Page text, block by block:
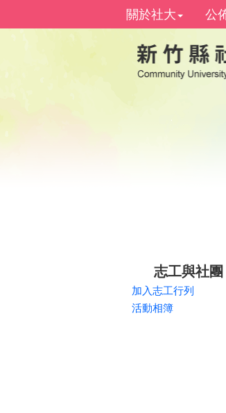
關於社大 公
志工與社團
加入志工行列
活動相簿